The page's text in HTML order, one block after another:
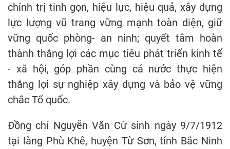
chính trị tinh gọn, hiệu lực, hiệu quả, xây dựng
lực lượng vũ trang vững mạnh toàn diện, giữ
vững quốc phòng- an ninh; quyết tâm hoàn
thành thắng lợi các mục tiêu phát triển kinh tế
- xã hội, góp phần cùng cả nước thực hiện
thắng lợi sự nghiệp xây dựng và bảo vệ vững
chắc Tổ quốc.
Đồng chí Nguyễn Văn Cừ sinh ngày 9/7/1912
tại làng Phù Khê, huyện Từ Sơn, tỉnh Bắc Ninh